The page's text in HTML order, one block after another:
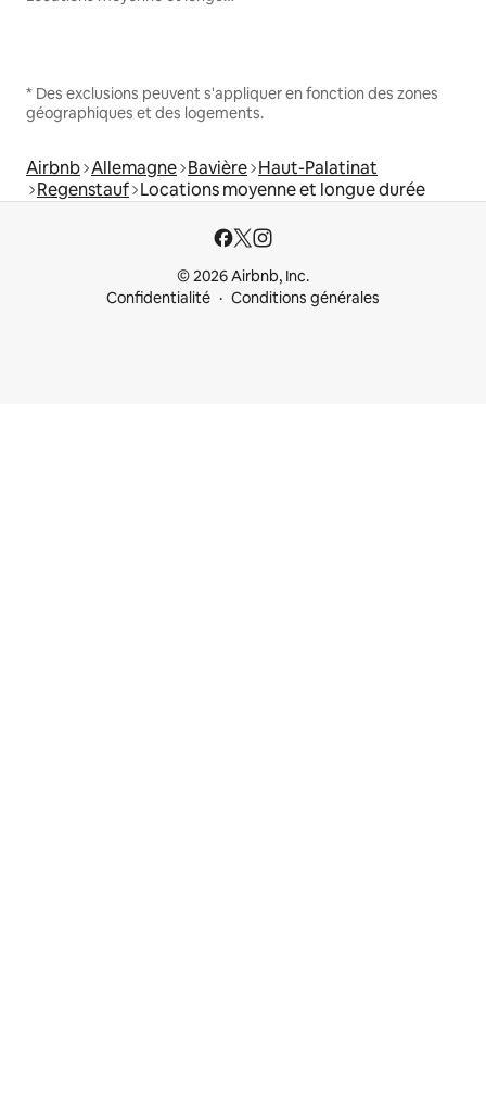
* Des exclusions peuvent s'appliquer en fonction des zones
géographiques et des logements.
Airbnb Allemagne Bavière Haut-Palatinat
Regenstauf Locations moyenne et longue durée
© 2026 Airbnb, Inc.
Confidentialité
Conditions générales